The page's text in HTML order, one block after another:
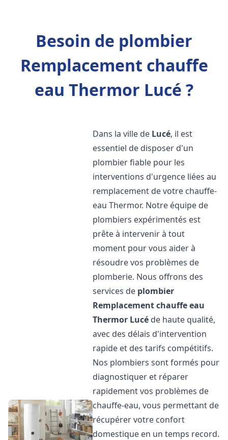
Besoin de plombier
Remplacement chauffe
eau Thermor Lucé ?
Dans la ville de Lucé, il est
essentiel de disposer d'un
plombier fiable pour les
interventions d'urgence liées au
remplacement de votre chauffe-
eau Thermor. Notre équipe de
plombiers expérimentés est
prête à intervenir à tout
moment pour vous aider à
résoudre vos problèmes de
plomberie. Nous offrons des
services de plombier
Remplacement chauffe eau
Thermor Lucé de haute qualité,
avec des délais d'intervention
rapide et des tarifs compétitifs.
Nos plombiers sont formés pour
diagnostiquer et réparer
rapidement vos problèmes de
chauffe-eau, vous permettant de
récupérer votre confort
domestique en un temps record.